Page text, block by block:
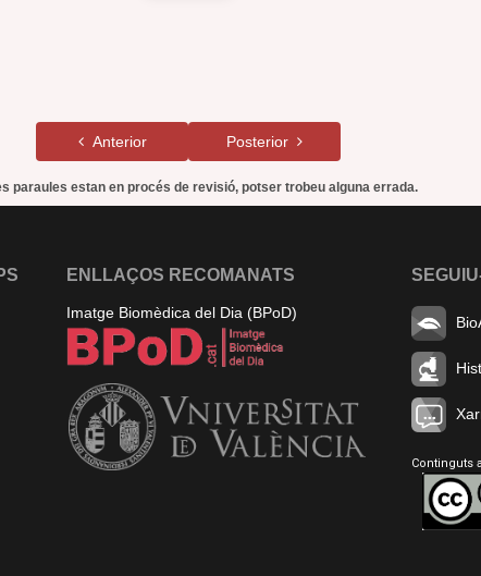
Anterior Posterior
paraules estan en procés de revisió, potser trobeu alguna errada.
ENLLAÇOS RECOMANATS
Imatge Biomèdica del Dia (BPoD)
Continguts